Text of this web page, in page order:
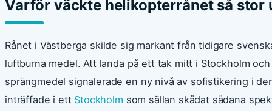
Varför väckte helikopterrånet så stor
Rånet i Västberga skilde sig markant från tidigare
luftburna medel. Att landa på ett tak mitt i Stockholm
sprängmedel signalerade en ny nivå av sofistikering i
inträffade i ett Stockholm som sällan skådat sådana